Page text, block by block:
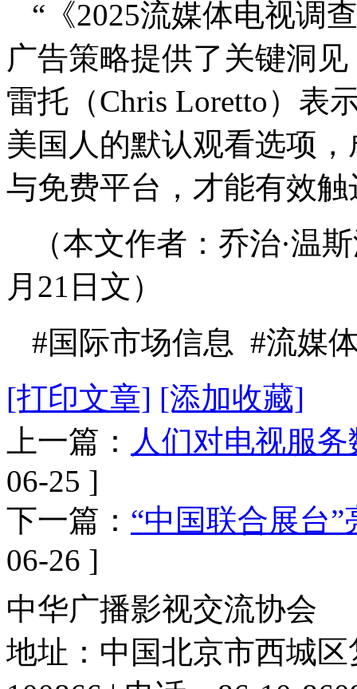
“《2025流媒体电视调
广告策略提供了关键洞
雷托（Chris Loretto）表
美国人的默认观看选项
与免费平台，才能有效
（本文作者：乔治·温
月21日文）
#国际市场信息 #流媒
[打印文章] [添加收藏]
上一篇： 人们对电视服
06-25 ]
下一篇： “中国联合展台
06-26 ]
中华广播影视交流协会
地址：中国北京市西城